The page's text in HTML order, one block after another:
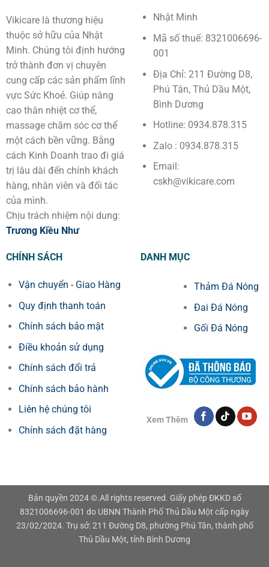
Vikicare là thương hiệu
thuộc sở hữu của Nhật
Minh. Chúng tôi định hướng
trở thành đơn vị chuyên
cung cấp các sản phẩm lĩnh
vực Sức Khoẻ. Giúp nâng
cao thân nhiệt cơ thể,
massage chăm sóc cơ thể
một cách bền vững. Bằng
cách Kinh Doanh trao đi giá
trị lâu dài đến chính khách
hàng, nhân viên và đối tác
của mình.
Chịu trách nhiệm nội dung:
Trương Kiều Như
Nhật Minh
Mã số thuế: 8321006696-
001
Địa Chỉ: 211 Đường D8,
Phú Tân, Thủ Dầu Một,
Bình Dương
Hotline: 0934.878.315
Zalo : 0934.878.315
Email:
cskh@vikicare.com
CHÍNH SÁCH
Vận chuyển - Giao Hàng
Quy định thanh toán
Chính sách bảo mật
Điều khoản sử dụng
Chính sách đổi trả
Chính sách bảo hành
Liên hệ chúng tôi
Chính sách đặt hàng
DANH MỤC
Thảm Đá Nóng
Đai Đá Nóng
Gối Đá Nóng
Xem Thêm
Bản quyền 2024 ©.All rights reserved. Giấy phép ĐKKD số
8321006696-001 do UBNN Thành Phố Thủ Dầu Một cấp ngày
23/02/2024. Trụ sở: 211 Đường D8, phường Phú Tân, thành phố
Thủ Dầu Một, tỉnh Bình Dương